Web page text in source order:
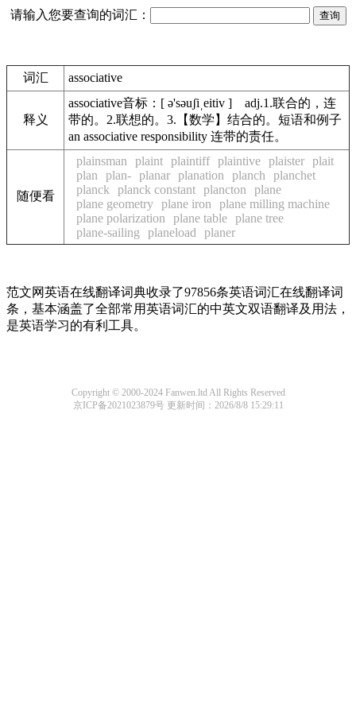
请输入您要查询的词汇：
词汇 associative
释义
associative音标：[ ə'səuʃiˌeitiv ] adj.1.联合的，连
带的。2.联想的。3.【数学】结合的。短语和例子
an associative responsibility 连带的责任。
随便看
plainsman plaint plaintiff plaintive plaister plait
plan
plan- planar planation planch
planchet
planck
planck constant plancton
plane
plane geometry plane iron
plane milling machine
plane polarization
plane table plane tree
plane-sailing
planeload planer
范文网英语在线翻译词典收录了97856条英语词汇在线翻译词
条，基本涵盖了全部常用英语词汇的中英文双语翻译及用法，
是英语学习的有利工具。
Copyright © 2000-2024 Fanwen.ltd All Rights Reserved
京ICP备2021023879号更新时间：2026/8/8 15:29:11